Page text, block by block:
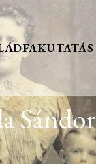
Sándor